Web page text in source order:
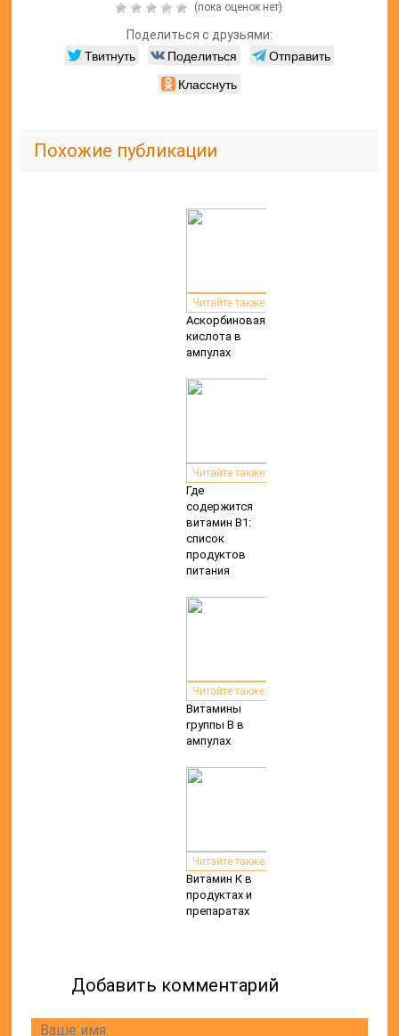
(пока оценок нет)
Поделиться с друзьями:
Твитнуть Поделиться
Отправить
Класснуть
Похожие публикации
Читайте также:
Аскорбиновая
кислота в
ампулах
Читайте также:
Где
содержится
витамин В1:
список
продуктов
питания
Читайте также:
Витамины
группы B в
ампулах
Читайте также:
Витамин К в
продуктах и
препаратах
Добавить комментарий